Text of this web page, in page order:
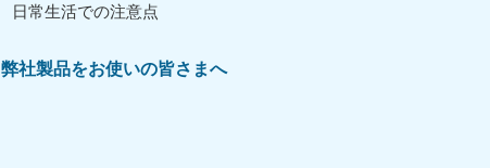
日常生活での注意点
弊社製品をお使いの皆さまへ